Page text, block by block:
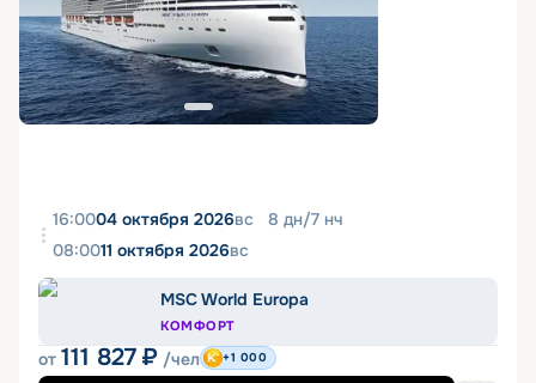
16:0004 октября 2026вс 8 дн/7 нч
08:0011 октября 2026вс
MSC World Europa
КОМФОРТ
от 111 827 ₽ /чел +1 000